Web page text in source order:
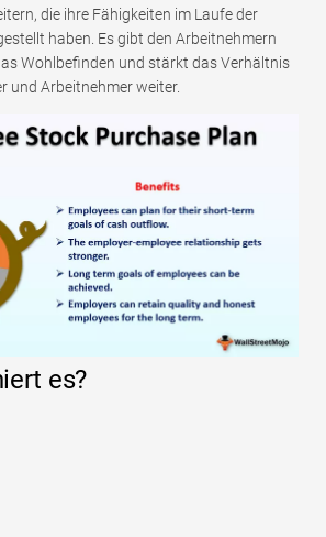
die ihre Fähigkeiten im Laufe der
haben. Es gibt den Arbeitnehmern
Wohlbefinden und stärkt das Verhältnis
und Arbeitnehmer weiter.
es?